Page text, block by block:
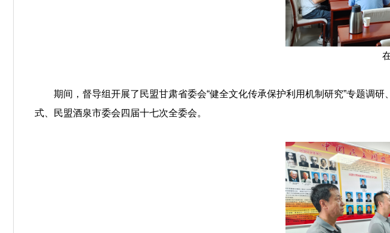
期间，督导组开展了民盟甘肃省委会“健全文化传承保护利用机制研究”专题调
式、民盟酒泉市委会四届十七次全委会。